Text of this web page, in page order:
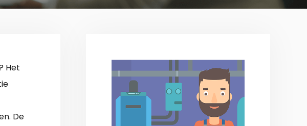
Het
De